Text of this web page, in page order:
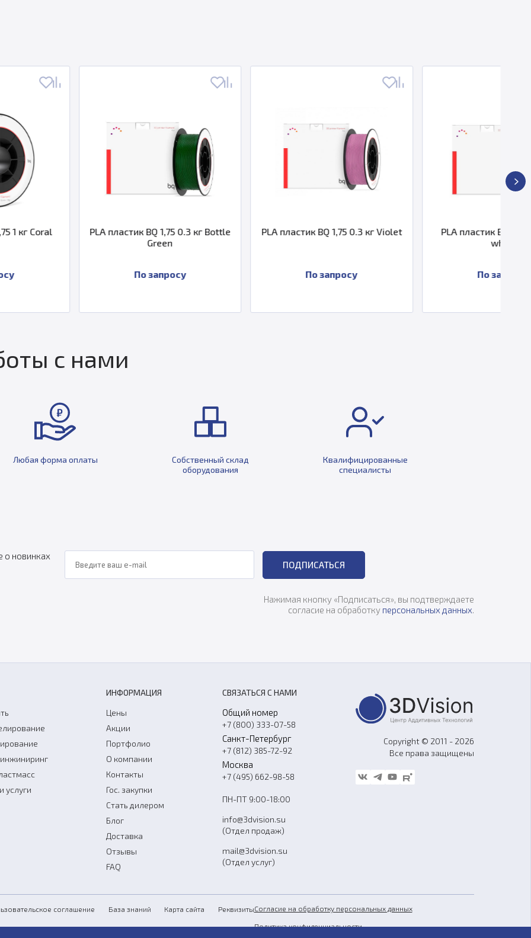
PLA пластик BQ 1,75 0.3 кг Bottle
PLA пластик BQ 1,75 0.3 кг Violet
PLA пластик BQ 1,75 1 кг Pure
с нами
Любая форма оплаты
Собственный склад
оборудования
Квалифицированные
специалисты
о новинках
ПОДПИСАТЬСЯ
Нажимая кнопку «Подписаться», вы подтверждаете
согласие на обработку персональных данных.
услуги
ИНФОРМАЦИЯ
Цены
Акции
Портфолио
О компании
Контакты
Гос. закупки
Стать дилером
Блог
Доставка
Отзывы
FAQ
СВЯЗАТЬСЯ С НАМИ
Общий номер
+7 (800) 333-07-58
Санкт-Петербург
+7 (812) 385-72-92
Москва
+7 (495) 662-98-58
ПН-ПТ 9:00-18:00
info@3dvision.su
(Отдел продаж)
mail@3dvision.su
(Отдел услуг)
Copyright © 2011 - 2026
Все права защищены
соглашение База знаний Карта сайта РеквизитыСогласие на обработку персональных данных
Политика конфиденциальности